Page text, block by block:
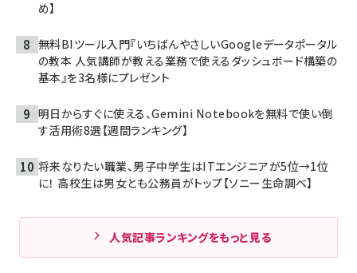
め】
無料BIツール入門『いちばんやさしいGoogleデータポータル
の教本 人気講師が教える業務で使えるダッシュボード構築の
基本』を3名様にプレゼント
明日からすぐに使える、Gemini Notebookを無料で使い倒
す活用術8選【週間ランキング】
将来なりたい職業、男子中学生はITエンジニアが5位→1位
に！ 高校生は男女とも公務員がトップ【ソニー生命調べ】
人気記事ランキングをもっと見る